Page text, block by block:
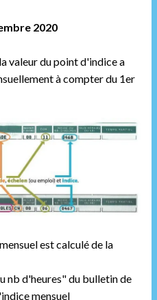
2020
valeur du point d'indice a
à compter du 1er
est calculé de la
nb d'heures" du bulletin de
mensuel